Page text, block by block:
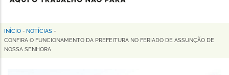
Horizonte
Trilha
de
INÍCIO - NOTÍCIAS -
CONFIRA O FUNCIONAMENTO DA PREFEITURA NO FERIADO DE ASSUNÇÃO DE
NOSSA SENHORA